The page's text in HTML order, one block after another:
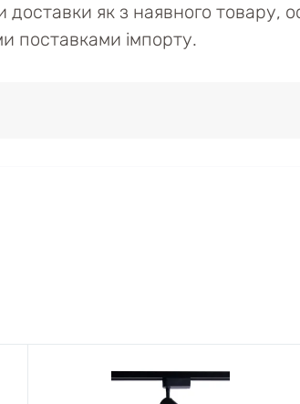
як з наявного товару,
поставками імпорту.